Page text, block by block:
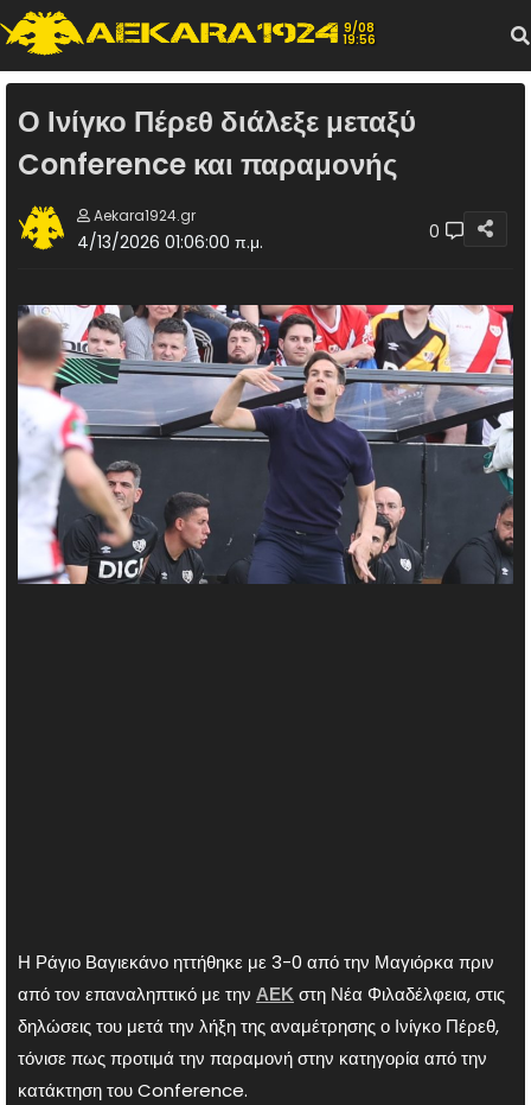
9/08
19:56
Ο Ινίγκο Πέρεθ διάλεξε μεταξύ
Conference και παραμονής
Aekara1924.gr
4/13/2026 01:06:00 π.μ. 0
Η Ράγιο Βαγιεκάνο ηττήθηκε με 3-0 από την Μαγιόρκα πριν
από τον επαναληπτικό με την ΑΕΚστη Νέα Φιλαδέλφεια, στις
δηλώσεις του μετά την λήξη της αναμέτρησης ο Ινίγκο Πέρεθ,
τόνισε πως προτιμά την παραμονή στην κατηγορία από την
κατάκτηση του Conference.